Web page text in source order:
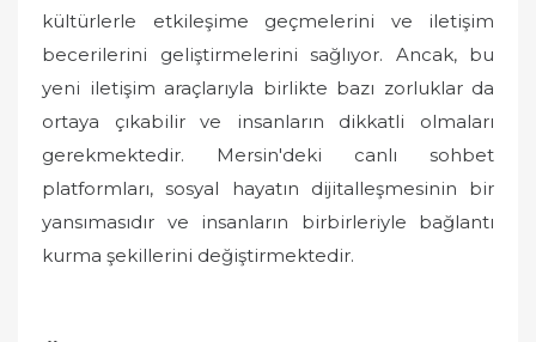
kültürlerle etkileşime geçmelerini ve iletişim
becerilerini geliştirmelerini sağlıyor. Ancak, bu
yeni iletişim araçlarıyla birlikte bazı zorluklar da
ortaya çıkabilir ve insanların dikkatli olmaları
gerekmektedir. Mersin'deki canlı sohbet
platformları, sosyal hayatın dijitalleşmesinin bir
yansımasıdır ve insanların birbirleriyle bağlantı
kurma şekillerini değiştirmektedir.